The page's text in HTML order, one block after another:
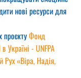
нові ресурси для
проєкту Фонд
Україні - UNFPA
Рух «Віра, Надія,